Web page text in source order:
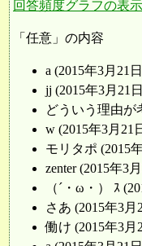
回答頻度グラフの表示
「任意」の内容
a (2015年3月21
jj (2015年3月21
どういう理由が
w (2015年3月21
モリタポ (2015
zenter (2015年3
（´・ω・） ｽ
さあ (2015年3月
働け (2015年3月